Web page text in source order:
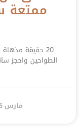
20 حقيقة
الطواحين واحجز
مارس 25, 2026